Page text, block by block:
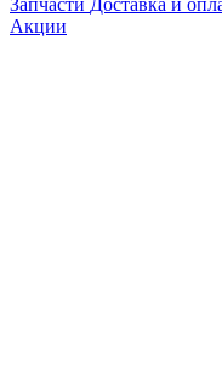
Запчасти Доставка и
Акции